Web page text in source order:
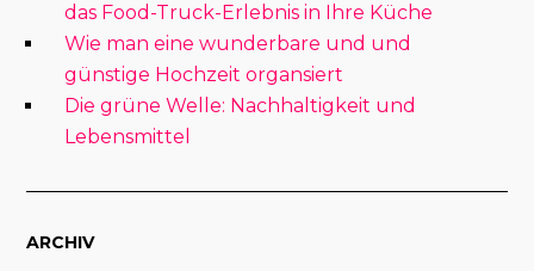
das Food-Truck-Erlebnis in Ihre Küche
Wie man eine wunderbare und und
günstige Hochzeit organsiert
Die grüne Welle: Nachhaltigkeit und
Lebensmittel
ARCHIV